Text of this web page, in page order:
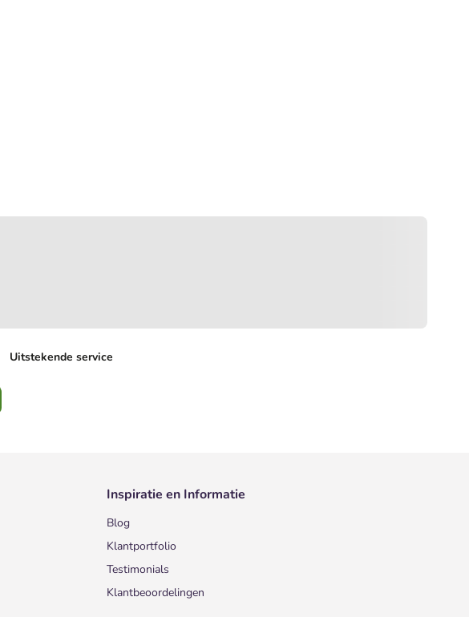
Uitstekende service
Inspiratie en Informatie
Blog
Klantportfolio
Testimonials
Klantbeoordelingen